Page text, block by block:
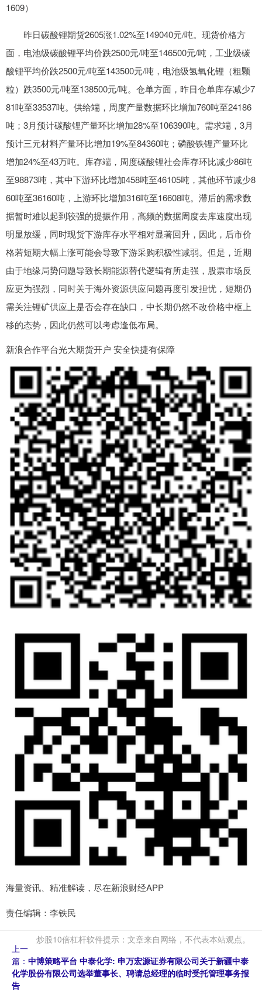
1609）
昨日碳酸锂期货2605涨1.02%至149040元/吨。现货价格方
面，电池级碳酸锂平均价跌2500元/吨至146500元/吨，工业级碳
酸锂平均价跌2500元/吨至143500元/吨，电池级氢氧化锂（粗颗
粒）跌3500元/吨至138500元/吨。仓单方面，昨日仓单库存减少7
81吨至33537吨。供给端，周度产量数据环比增加760吨至24186
吨；3月预计碳酸锂产量环比增加28%至106390吨。需求端，3月
预计三元材料产量环比增加19%至84360吨；磷酸铁锂产量环比
增加24%至43万吨。库存端，周度碳酸锂社会库存环比减少86吨
至98873吨，其中下游环比增加458吨至46105吨，其他环节减少8
60吨至36160吨，上游环比增加316吨至16608吨。滞后的需求数
据暂时难以起到较强的提振作用，高频的数据周度去库速度出现
明显放缓，同时现货下游库存水平相对显著回升，因此，后市价
格若短期大幅上涨可能会导致下游采购积极性减弱。但是，近期
由于地缘局势问题导致长期能源替代逻辑有所走强，股票市场反
应更为强烈，同时关于海外资源供应问题再度引发担忧，短期仍
需关注锂矿供应上是否会存在缺口，中长期仍然不改价格中枢上
移的态势，因此仍然可以考虑逢低布局。
新浪合作平台光大期货开户 安全快捷有保障
海量资讯、精准解读，尽在新浪财经APP
责任编辑：李铁民
炒股10倍杠杆软件提示：文章来自网络，不代表本站观点。
上一
篇： 中博策略平台 中泰化学: 申万宏源证券有限公司关于新疆中泰
化学股份有限公司选举董事长、聘请总经理的临时受托管理事务报
告